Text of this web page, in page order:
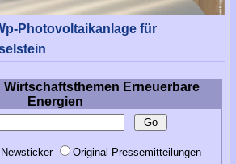
Photovoltaikanlage für
Wirtschaftsthemen Erneuerbare
Energien
Newsticker Original-Pressemitteilungen